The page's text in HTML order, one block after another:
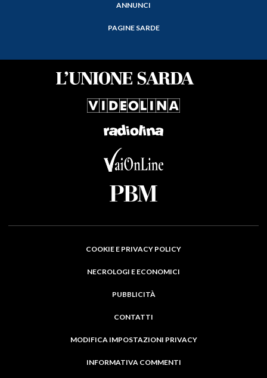
ANNUNCI
PAGINE SARDE
COOKIE E PRIVACY POLICY
NECROLOGI E ECONOMICI
PUBBLICITÀ
CONTATTI
MODIFICA IMPOSTAZIONI PRIVACY
INFORMATIVA COMMENTI